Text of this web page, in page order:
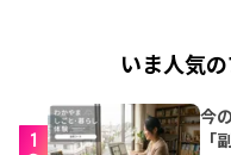
いま人気
1
今
「